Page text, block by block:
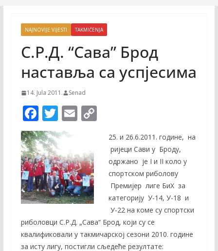
NAJNOVIJE VIJESTI TAKMIČENJA
С.Р.Д. “Сава” Брод
наставља са успјесима
14. Jula 2011. Senad
F
ac
e
b
o
o
k
T
w
itt
er
E
l
C
Li
25. и 26.6.2011. године, на
ријеци Сави у Броду,
одржано je I и II коло у
спортском риболову
Премијер лиге БиХ за
категорију У-14, У-18 и
У-22 на коме су спортски
риболовци С.Р.Д. „Сава“ Брод, који су се
квалификовали у такмичарској сезони 2010. године
за исту лигу, постигли сљедеће резултате: